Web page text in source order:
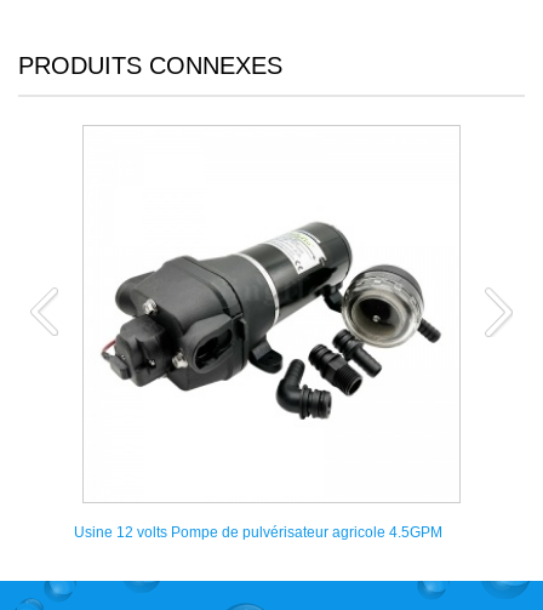
PRODUITS CONNEXES
Pompe électrique pour sac à dos pour vaporisation à